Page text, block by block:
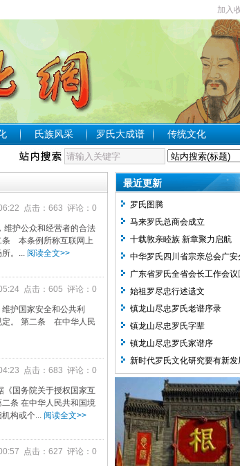
加入
氏族风采 罗氏大成谱 传统文化
点击：663 评论：0
护公众和经营者的合法
条 本条例所称互联网上
。... 阅读全文>>
点击：605 评论：0
护国家安全和公共利
定。 第二条 在中华人民
点击：683 评论：0
国务院关于授权国家互
条 在中华人民共和国境
构或个... 阅读全文>>
点击：627 评论：0
最近更新
罗氏图腾
马来罗氏总商会成立
十载敦亲睦族 新章聚力启航
中华罗氏四川省宗亲总会广安
谢词
广东省罗氏全省会长工作会议
开
始祖罗尽忠行述遗文
镇龙山尽忠罗氏老谱序录
镇龙山尽忠罗氏字辈
镇龙山尽忠罗氏家谱序
新时代罗氏文化研究要有新发
义贤